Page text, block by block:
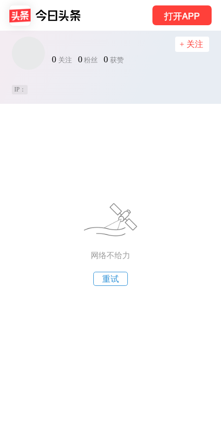
打开APP
0 关注 0 粉丝 0 获赞
+ 关注
IP：
网络不给力
重试